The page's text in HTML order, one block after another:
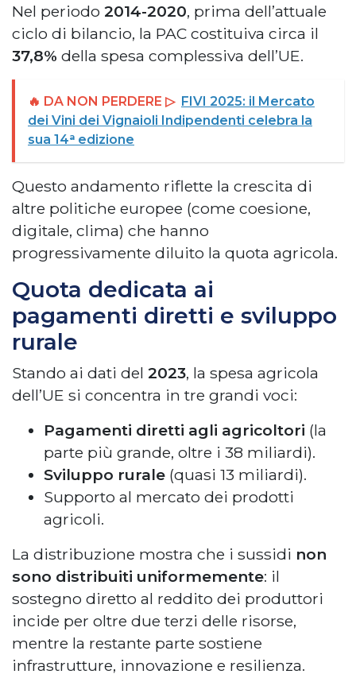
Nel periodo 2014-2020, prima dell’attuale
ciclo di bilancio, la PAC costituiva circa il
37,8% della spesa complessiva dell’UE.
🔥 DA NON PERDERE ▷ FIVI 2025: il Mercato
dei Vini dei Vignaioli Indipendenti celebra la
sua 14ᵃ edizione
Questo andamento riflette la crescita di
altre politiche europee (come coesione,
digitale, clima) che hanno
progressivamente diluito la quota agricola.
Quota dedicata ai
pagamenti diretti e sviluppo
rurale
Stando ai dati del 2023, la spesa agricola
dell’UE si concentra in tre grandi voci:
Pagamenti diretti agli agricoltori (la
parte più grande, oltre i 38 miliardi).
Sviluppo rurale (quasi 13 miliardi).
Supporto al mercato dei prodotti
agricoli.
La distribuzione mostra che i sussidi non
sono distribuiti uniformemente: il
sostegno diretto al reddito dei produttori
incide per oltre due terzi delle risorse,
mentre la restante parte sostiene
infrastrutture, innovazione e resilienza.